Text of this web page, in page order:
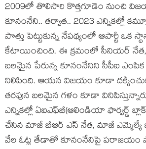
2009లో తొలిసారి కొత్త‌గూడెం నుంచి
కూనంనేని.. త‌ర్వాత‌.. 2023 ఎన్నిక‌ల్లో
పొత్తు పెట్టుకున్న నేప‌థ్యంలో ఆపార్టీ ఒక
కేటాయించింది. ఈ క్ర‌మంలో సీనియ‌ర్ నేత‌,
బ‌ల‌మైన పేరున్న కూనంనేనిని సీపీఐ
నిలిపింది. ఆయ‌న విజ‌యం కూడా
త‌ర‌ఫున బ‌ల‌మైన గ‌ళం కూడా
ఎన్నిక‌ల్లో ఏఐఎఫ్‌బీ(ఆలిండియా ఫార్వ‌ర్డ్
చేసిన మాజీ బీఆర్ ఎస్ నేత‌, మాజీ ఎమ్మెల్యే
వేల ఓట్ల తేడాతో కూనంనేనిపై ప‌రాజ‌యం